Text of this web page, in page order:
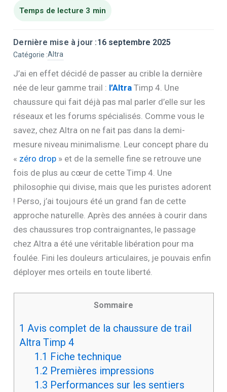
Dernière mise à jour :16 septembre 2025
Catégorie :Altra
J’ai en effet décidé de passer au crible la dernière
née de leur gamme trail : l’Altra Timp 4. Une
chaussure qui fait déjà pas mal parler d’elle sur les
réseaux et les forums spécialisés. Comme vous le
savez, chez Altra on ne fait pas dans la demi-
mesure niveau minimalisme. Leur concept phare du
« zéro drop » et de la semelle fine se retrouve une
fois de plus au cœur de cette Timp 4. Une
philosophie qui divise, mais que les puristes adorent
! Perso, j’ai toujours été un grand fan de cette
approche naturelle. Après des années à courir dans
des chaussures trop contraignantes, le passage
chez Altra a été une véritable libération pour ma
foulée. Fini les douleurs articulaires, je pouvais enfin
déployer mes orteils en toute liberté.
Sommaire
1 Avis complet de la chaussure de trail
Altra Timp 4
1.1 Fiche technique
1.2 Premières impressions
1.3 Performances sur les sentiers